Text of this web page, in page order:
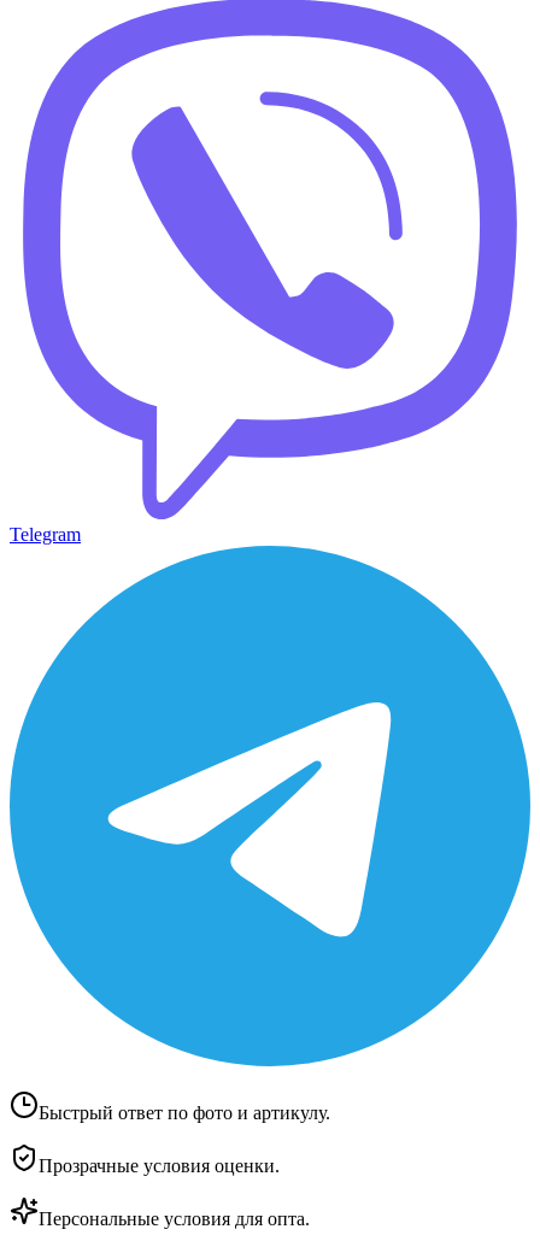
Telegram
Быстрый ответ по фото и артикулу.
Прозрачные условия оценки.
Персональные условия для опта.